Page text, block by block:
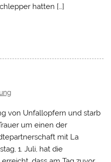
hatten […]
von Unfallopfern und starb
um einen der
mit La
1. Juli, hat die